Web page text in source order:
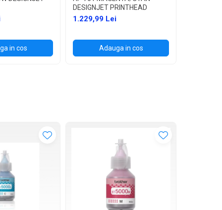
in cos
DESIGNJET PRINTHEAD
1.229,99 Lei
Adauga in cos